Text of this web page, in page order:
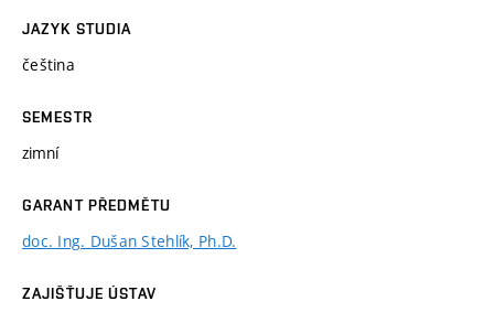
JAZYK STUDIA
čeština
SEMESTR
zimní
GARANT PŘEDMĚTU
doc. Ing. Dušan Stehlík, Ph.D.
ZAJIŠŤUJE ÚSTAV